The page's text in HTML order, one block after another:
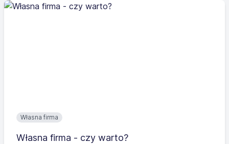
Własna firma
Własna firma - czy warto?